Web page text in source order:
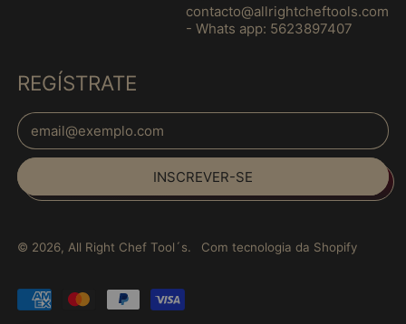
contacto@allrightcheftools.com
- Whats app: 5623897407
REGÍSTRATE
Endereço de E-mail
INSCREVER-SE
© 2026, All Right Chef Tool´s. Com tecnologia da Shopify
Pagamentos
Aceitos
Guiné Equatorial
Guiné-Bissau (MXN
$)
China (MXN $)
Iêmen (MXN $)
Español
English
français
português
(Brasil)